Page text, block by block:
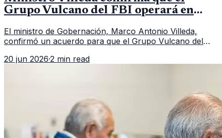
Grupo Vulcano del FBI operará en
El ministro de Gobernación, Marco Antonio Villeda,
confirmó un acuerdo para que el Grupo Vulcano del
fallido con la administración anterior del Ministerio
20 jun 2026·2 min read